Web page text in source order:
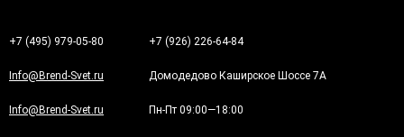
+7 (495) 979-05-80 +7 (926) 226-64-84
Info@Brend-Svet.ru Домодедово Каширское Шоссе 7А
Info@Brend-Svet.ru Пн-Пт 09:00—18:00